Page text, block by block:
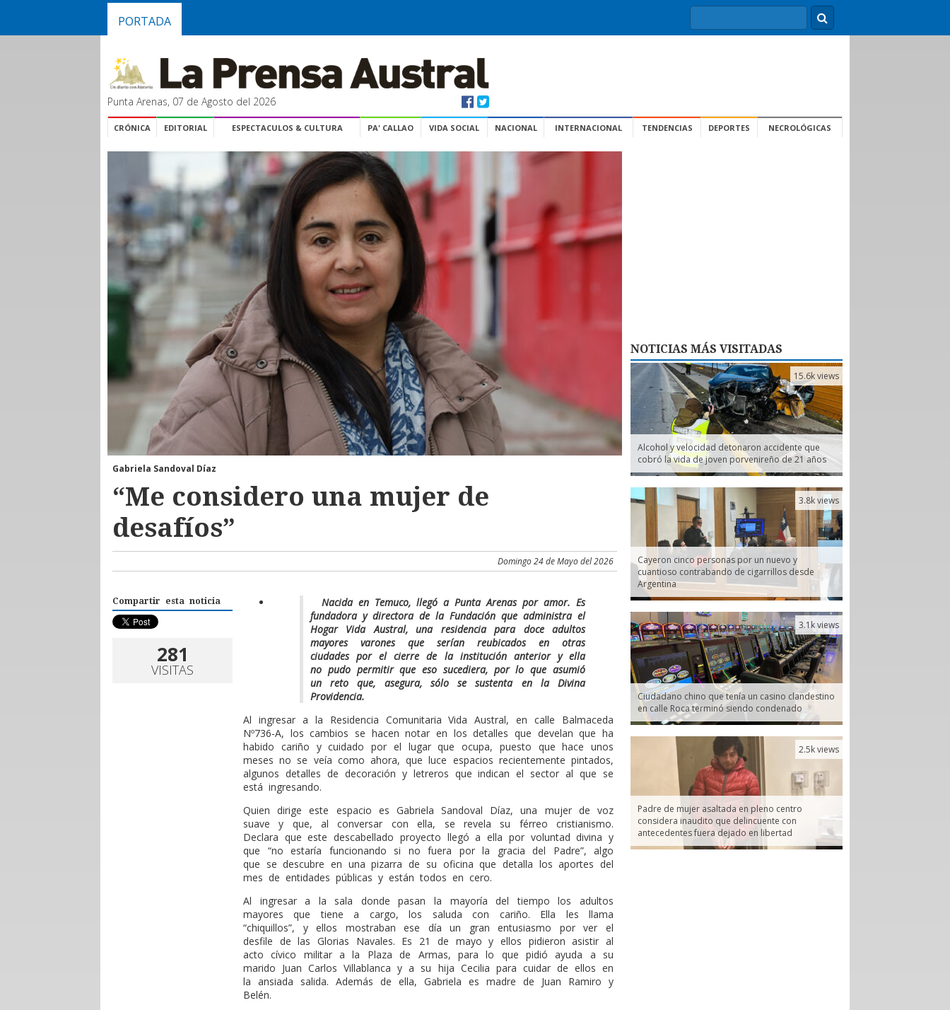
PORTADA
Punta Arenas, 07 de Agosto del 2026
CRÓNICA EDITORIAL ESPECTACULOS & CULTURA PA' CALLAO VIDA SOCIAL NACIONAL INTERNACIONAL TENDENCIAS DEPORTES NECROLÓGICAS
Gabriela Sandoval Díaz
“Me considero una mujer de
desafíos”
Domingo 24 de Mayo del 2026
Compartir esta noticia
281
VISITAS
Nacida en Temuco, llegó a Punta Arenas por amor. Es
fundadora y directora de la Fundación que administra el
Hogar Vida Austral, una residencia para doce adultos
mayores varones que serían reubicados en otras
ciudades por el cierre de la institución anterior y ella
no pudo permitir que eso sucediera, por lo que asumió
un reto que, asegura, sólo se sustenta en la Divina
Providencia.
Al ingresar a la Residencia Comunitaria Vida Austral, en calle Balmaceda
Nº736-A, los cambios se hacen notar en los detalles que develan que ha
habido cariño y cuidado por el lugar que ocupa, puesto que hace unos
meses no se veía como ahora, que luce espacios recientemente pintados,
algunos detalles de decoración y letreros que indican el sector al que se
está ingresando.
Quien dirige este espacio es Gabriela Sandoval Díaz, una mujer de voz
suave y que, al conversar con ella, se revela su férreo cristianismo.
Declara que este descabellado proyecto llegó a ella por voluntad divina y
que “no estaría funcionando si no fuera por la gracia del Padre”, algo
que se descubre en una pizarra de su oficina que detalla los aportes del
mes de entidades públicas y están todos en cero.
Al ingresar a la sala donde pasan la mayoría del tiempo los adultos
mayores que tiene a cargo, los saluda con cariño. Ella les llama
“chiquillos”, y ellos mostraban ese día un gran entusiasmo por ver el
desfile de las Glorias Navales. Es 21 de mayo y ellos pidieron asistir al
acto cívico militar a la Plaza de Armas, para lo que pidió ayuda a su
marido Juan Carlos Villablanca y a su hija Cecilia para cuidar de ellos en
la ansiada salida. Además de ella, Gabriela es madre de Juan Ramiro y
Belén.
NOTICIAS MÁS VISITADAS
Alcohol y velocidad detonaron accidente que
cobró la vida de joven porvenireño de 21 años
15.6k views
Cayeron cinco personas por un nuevo y
cuantioso contrabando de cigarrillos desde
Argentina
3.8k views
Ciudadano chino que tenía un casino clandestino
en calle Roca terminó siendo condenado
3.1k views
Padre de mujer asaltada en pleno centro
considera inaudito que delincuente con
antecedentes fuera dejado en libertad
2.5k views